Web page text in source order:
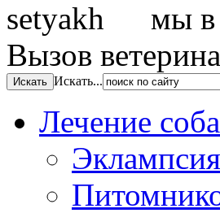
мы в
Вызов
Искать...
Лечение